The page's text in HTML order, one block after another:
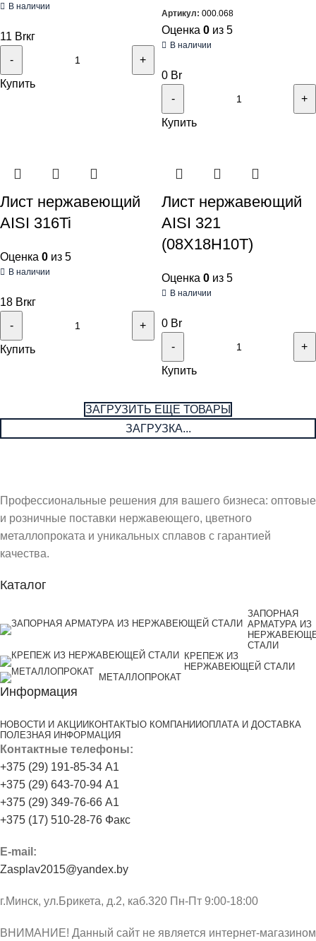
В наличии
11 Brкг
Купить
Артикул: 000.068
Оценка 0 из 5
В наличии
0 Br
Купить
Лист нержавеющий
AISI 316Ti
Оценка 0 из 5
В наличии
18 Brкг
Купить
Лист нержавеющий
AISI 321
(08Х18Н10Т)
Оценка 0 из 5
В наличии
0 Br
Купить
ЗАГРУЗИТЬ ЕЩЕ ТОВАРЫ
ЗАГРУЗКА...
Профессиональные решения для вашего бизнеса: оптовые
и розничные поставки нержавеющего, цветного
металлопроката и уникальных сплавов с гарантией
качества.
Каталог
ЗАПОРНАЯ
АРМАТУРА ИЗ
СТАЛИ
КРЕПЕЖ ИЗ
НЕРЖАВЕЮЩЕЙ СТАЛИ
МЕТАЛЛОПРОКАТ
Информация
НОВОСТИ И АКЦИИКОНТАКТЫО КОМПАНИИОПЛАТА И ДОСТАВКА
ПОЛЕЗНАЯ ИНФОРМАЦИЯ
Контактные телефоны:
+375 (29) 191-85-34 А1
+375 (29) 643-70-94 А1
+375 (29) 349-76-66 А1
+375 (17) 510-28-76 Факс
E-mail:
Zasplav2015@yandex.by
г.Минск, ул.Брикета, д.2, каб.320 Пн-Пт 9:00-18:00
ВНИМАНИЕ! Данный сайт не является интернет-магазином